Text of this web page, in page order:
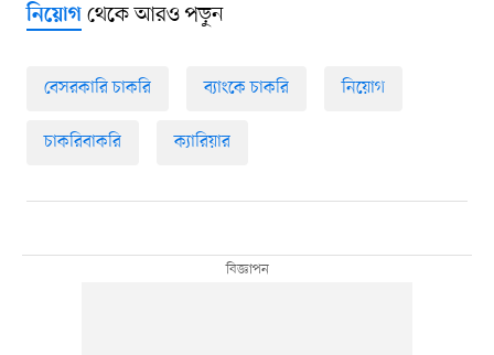
নিয়োগথেকে আরও পড়ুন
বেসরকারি চাকরি ব্যাংকে চাকরি নিয়োগ
চাকরিবাকরি ক্যারিয়ার